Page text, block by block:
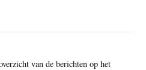
van de berichten op het